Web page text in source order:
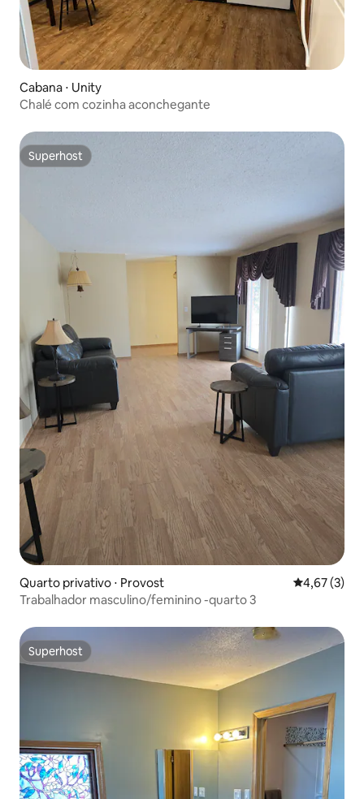
Cabana ⋅ Unity
Chalé com cozinha aconchegante
Superhost
Superhost
Quarto privativo ⋅ Provost 4,67 de
4,67 (3)
Trabalhador masculino/feminino -quarto 3
Superhost
Superhost